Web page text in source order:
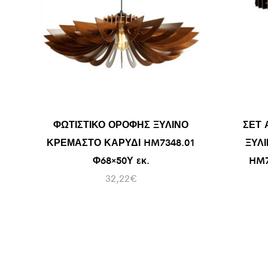
ΦΩΤΙΣΤΙΚΟ ΟΡΟΦΗΣ ΞΥΛΙΝΟ
ΚΡΕΜΑΣΤΟ ΚΑΡΥΔΙ HM7348.01
Φ68×50Υ εκ.
32,22€
ΣΕΤ